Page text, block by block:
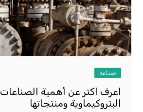
صناعه
اعرف اكتر عن أهمية الصناعات
البتروكيماوية ومنتجاتها